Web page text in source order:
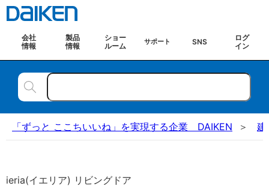
会社
情報
製品
情報
ショー
ルーム
サポート SNS
ログ
イン
「ずっと ここちいいね」を実現する企業 DAIKEN 建
ieria(イエリア) リビングドア